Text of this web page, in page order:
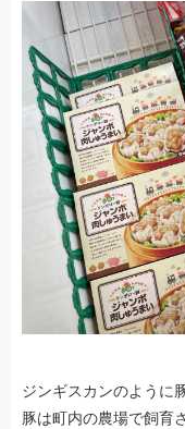
ジンギスカンのように
豚は町内の農場で飼育